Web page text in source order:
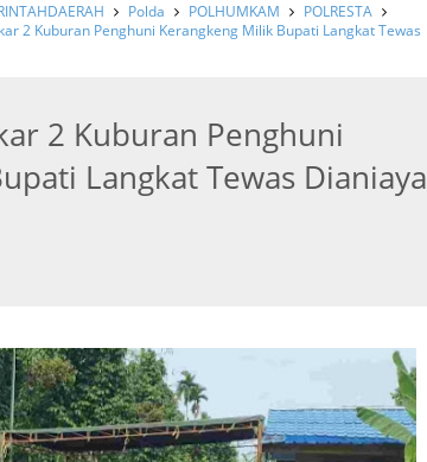
Polda POLHUMKAM
POLRESTA
2 Kuburan Penghuni Kerangkeng Milik Bupati Langkat Tewas
2 Kuburan Penghuni
Langkat Tewas Dianiaya